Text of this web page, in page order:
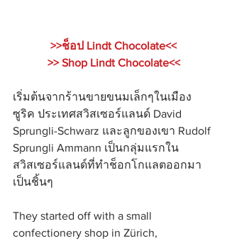
>>ช็อป Lindt Chocolate<<
>> Shop Lindt Chocolate<<
เริ่มต้นจากร้านขายขนมเล็กๆในเมือง
ซูริค ประเทศสวิสเซอร์แลนด์ David
Sprungli-Schwarz และลูกของเขา Rudolf
Sprungli Ammann เป็นกลุ่มแรกใน
สวิสเซอร์แลนด์ที่ทำช็อกโกแลตออกมา
เป็นชิ้นๆ
They started off with a small
confectionery shop in Zürich,